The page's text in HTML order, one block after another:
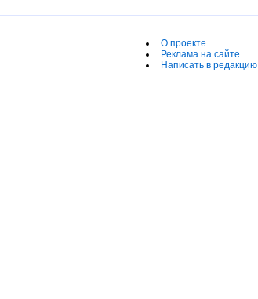
О проекте
Реклама на сайте
Написать в редакцию